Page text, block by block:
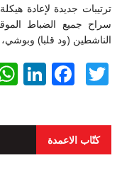
ترتيبات جديدة لإعادة
سراح جميع الضباط
الناشطين (ود قلبا)
Twitter
كتّاب الاعمدة